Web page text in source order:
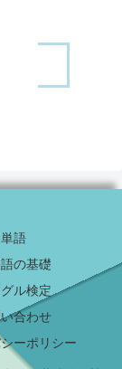
単語
の基礎
ル検定
合わせ
ーポリシー